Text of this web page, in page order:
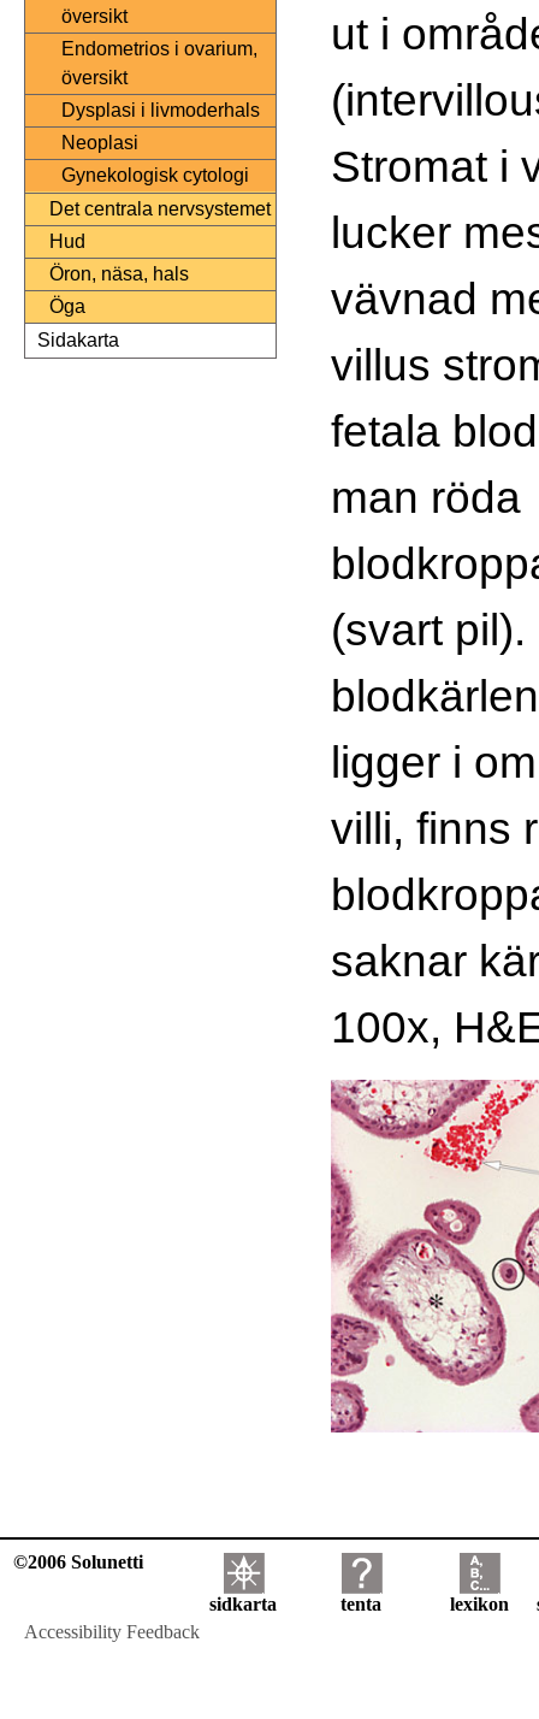
översikt
Endometrios i ovarium,
översikt
Dysplasi i livmoderhals
Neoplasi
Gynekologisk cytologi
Det centrala nervsystemet
Hud
Öron, näsa, hals
Öga
Sidakarta
ut i
Stromat i
lucker
vävnad
villus
fetala
man röda
(svart
ligger i
villi, finns
saknar
100x,
©2006 Solunetti
sidkarta tenta lexikon
Accessibility Feedback